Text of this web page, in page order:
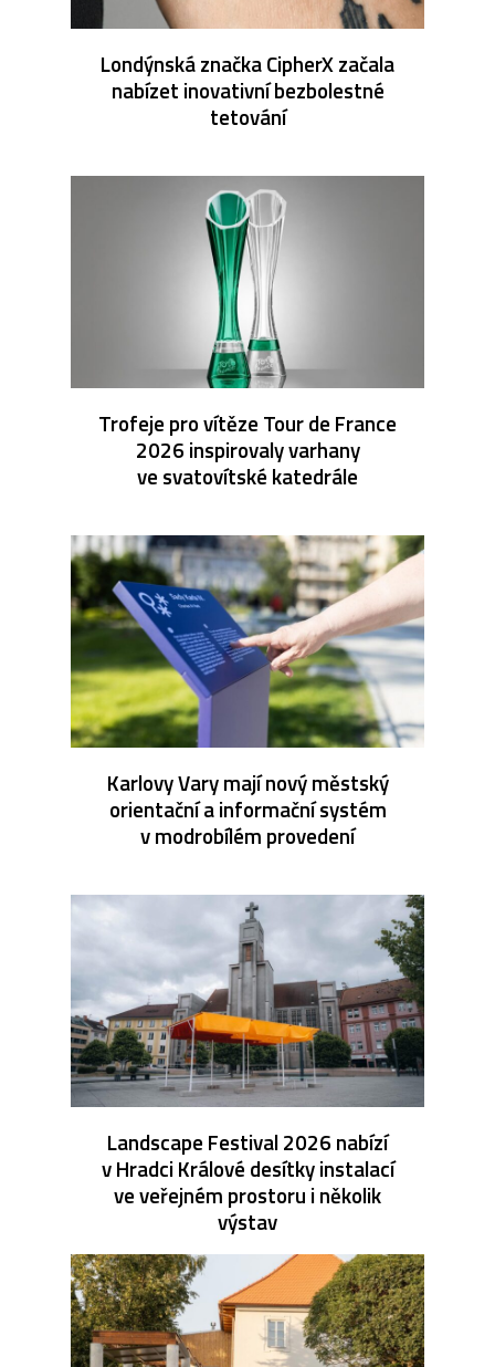
Londýnská značka CipherX začala
nabízet inovativní bezbolestné
tetování
Trofeje pro vítěze Tour de France
2026 inspirovaly varhany
ve svatovítské katedrále
Karlovy Vary mají nový městský
orientační a informační systém
v modrobílém provedení
Landscape Festival 2026 nabízí
v Hradci Králové desítky instalací
ve veřejném prostoru i několik
výstav